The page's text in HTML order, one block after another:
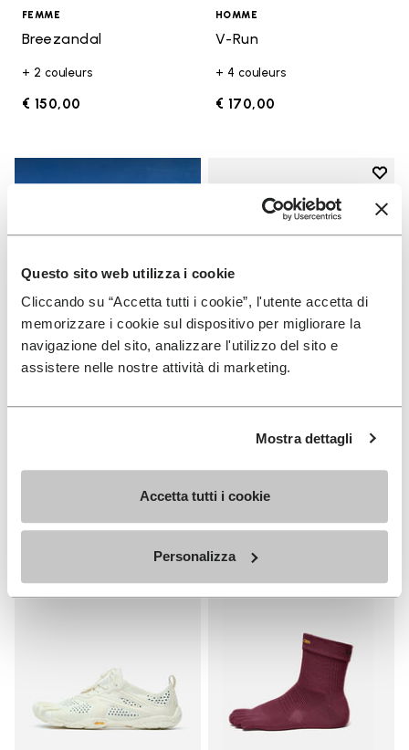
Questo sito web utilizza i cookie
Cliccando su “Accetta tutti i cookie”, l'utente accetta di
memorizzare i cookie sul dispositivo per migliorare la
navigazione del sito, analizzare l'utilizzo del sito e
assistere nelle nostre attività di marketing.
Mostra dettagli
Accetta tutti i cookie
Personalizza
FEMME
Breezandal
+ 2 couleurs
€ 150,00
HOMME
V-Run
+ 4 couleurs
€ 170,00
Add
HOMME
Breezandal
+ 3 couleurs
€ 150,00
Add to wishlist V-Run
Add